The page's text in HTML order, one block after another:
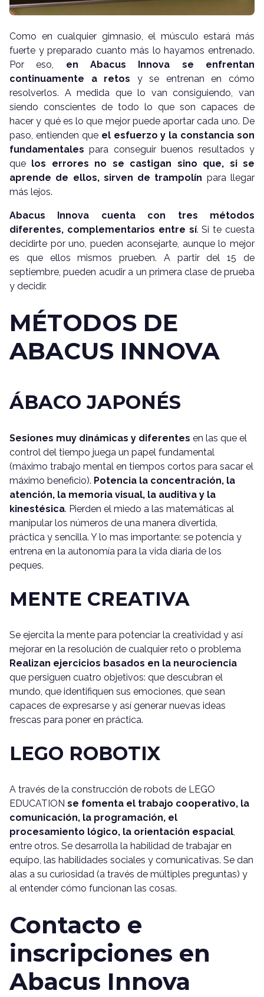
Como en cualquier gimnasio, el músculo estará más
fuerte y preparado cuanto más lo hayamos entrenado.
Por eso, en Abacus Innova se enfrentan
continuamente a retos y se entrenan en cómo
resolverlos. A medida que lo van consiguiendo, van
siendo conscientes de todo lo que son capaces de
hacer y qué es lo que mejor puede aportar cada uno. De
paso, entienden que el esfuerzo y la constancia son
fundamentales para conseguir buenos resultados y
que los errores no se castigan sino que, si se
aprende de ellos, sirven de trampolín para llegar
más lejos.
Abacus Innova cuenta con tres métodos
diferentes, complementarios entre sí. Si te cuesta
decidirte por uno, pueden aconsejarte, aunque lo mejor
es que ellos mismos prueben. A partir del 15 de
septiembre, pueden acudir a un primera clase de prueba
y decidir.
MÉTODOS DE
ABACUS INNOVA
ÁBACO JAPONÉS
Sesiones muy dinámicas y diferentes en las que el
control del tiempo juega un papel fundamental
(máximo trabajo mental en tiempos cortos para sacar el
máximo beneficio). Potencia la concentración, la
atención, la memoria visual, la auditiva y la
kinestésica. Pierden el miedo a las matemáticas al
manipular los números de una manera divertida,
práctica y sencilla. Y lo mas importante: se potencia y
entrena en la autonomía para la vida diaria de los
peques.
MENTE CREATIVA
Se ejercita la mente para potenciar la creatividad y así
mejorar en la resolución de cualquier reto o problema
Realizan ejercicios basados en la neurociencia
que persiguen cuatro objetivos: que descubran el
mundo, que identifiquen sus emociones, que sean
capaces de expresarse y así generar nuevas ideas
frescas para poner en práctica.
LEGO ROBOTIX
A través de la construcción de robots de LEGO
EDUCATION se fomenta el trabajo cooperativo, la
comunicación, la programación, el
procesamiento lógico, la orientación espacial,
entre otros. Se desarrolla la habilidad de trabajar en
equipo, las habilidades sociales y comunicativas. Se dan
alas a su curiosidad (a través de múltiples preguntas) y
al entender cómo funcionan las cosas.
Contacto e
inscripciones en
Abacus Innova